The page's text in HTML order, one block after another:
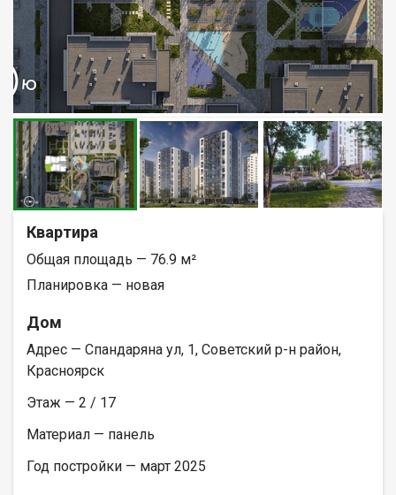
Квартира
Общая площадь — 76.9 м²
Планировка — новая
Дом
Адрес — Спандаряна ул, 1, Советский р-н район,
Красноярск
Этаж — 2 / 17
Материал — панель
Год постройки — март 2025